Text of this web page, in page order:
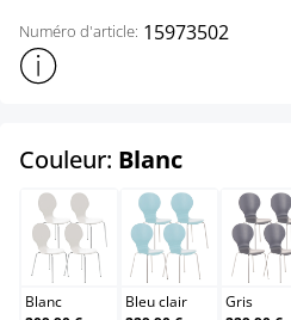
Numéro d'article: 15973502
Afficher plus d'informations sur le
Couleur: Blancselect
Blanc
Blanc
Bleu clair
Bleu clair
Gris